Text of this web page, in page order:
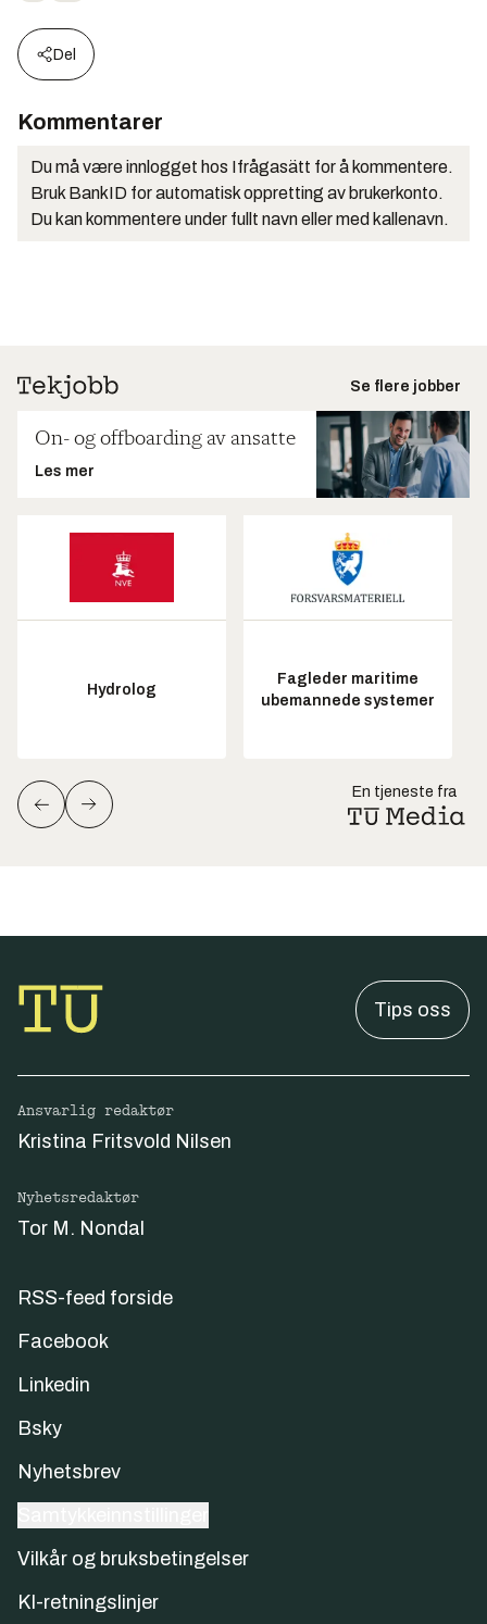
Del
Kommentarer
Du må være innlogget hos Ifrågasätt for å kommentere.
Bruk BankID for automatisk oppretting av brukerkonto.
Du kan kommentere under fullt navn eller med kallenavn.
Se flere jobber
On- og offboarding av ansatte
Les mer
Hydrolog
Fagleder maritime
ubemannede systemer
En tjeneste fra
Tips oss
Ansvarlig redaktør
Kristina Fritsvold Nilsen
Nyhetsredaktør
Tor M. Nondal
RSS-feed forside
Facebook
Linkedin
Bsky
Nyhetsbrev
Vilkår og bruksbetingelser
KI-retningslinjer